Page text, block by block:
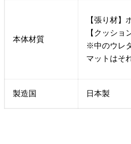
本体材質
【張り材】
【クッシ
※中のウレ
マットはそ
製造国 日本製